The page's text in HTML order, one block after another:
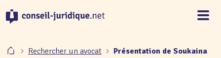
Rechercher un avocat
Présentation de Soukaina